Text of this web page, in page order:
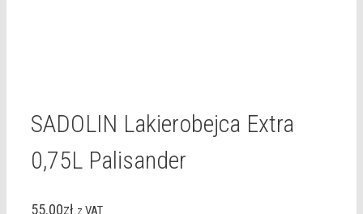
SADOLIN Lakierobejca Extra
0,75L Palisander
55.00zł z VAT